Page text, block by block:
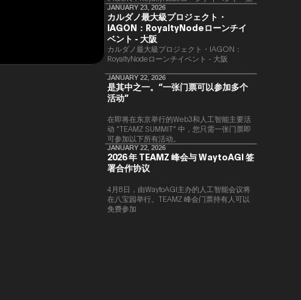
京
JANUARY 23, 2026
カルダノ最大級プロジェクト・
IAGON：RoyaltyNodeローンチイ
ベント - 大阪
​カルダノ最大級プロジェクト・IAGON：
RoyaltyNodeローンチイベント - 大阪
JANUARY 22, 2026
是其中之一。“一张门票可以参加多个
活动”
在即将在东京举行的Web3和人工智能主要活
动 “TEAMZ SUMMIT” 中，您只需一张门票即
可参加以下所有活动。
JANUARY 22, 2026
2026 年 TEAMZ 峰会与 WaytoAGI 签
署合作协议
4月8日，由WaytoAGI主办的人工智能会议将
在八宝园举行。TEAMZ 峰会门票持有人可以
免费参加